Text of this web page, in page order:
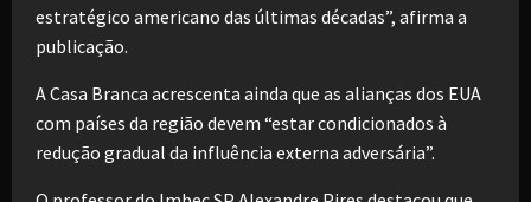
estratégico americano das últimas décadas”, afirma a
publicação.
A Casa Branca acrescenta ainda que as alianças dos EUA
com países da região devem “estar condicionados à
redução gradual da influência externa adversária”.